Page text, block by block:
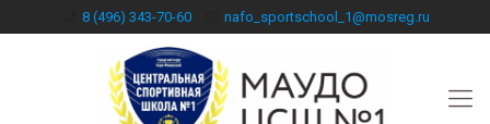
8 (496) 343-70-60 nafo_sportschool_1@mosreg.ru